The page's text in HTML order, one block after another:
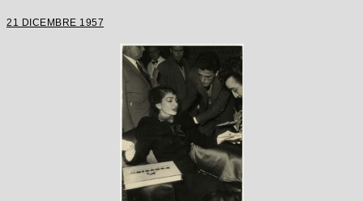
21 DICEMBRE 1957